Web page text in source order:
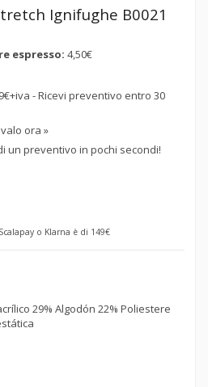
Ignifughe B0021
espresso: 4,50€
- Ricevi preventivo entro 30
ora »
un preventivo in pochi secondi!
o Klarna è di 149€
29% Algodón 22% Poliestere